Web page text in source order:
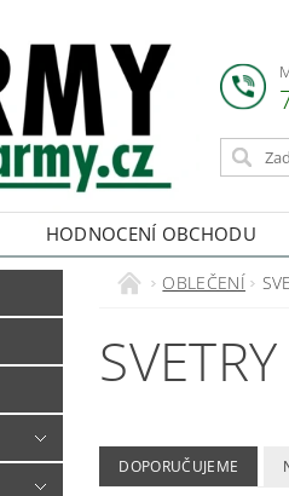
HODNOCENÍ OBCHODU
OBLEČENÍ
SVETRY
DOPORUČUJEME